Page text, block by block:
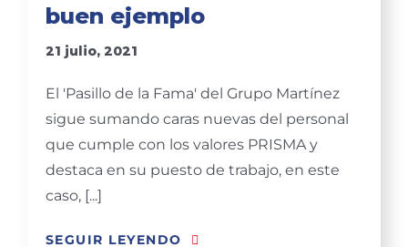
buen ejemplo
21 julio, 2021
El 'Pasillo de la Fama' del Grupo Martínez
sigue sumando caras nuevas del personal
que cumple con los valores PRISMA y
destaca en su puesto de trabajo, en este
caso, [...]
SEGUIR LEYENDO